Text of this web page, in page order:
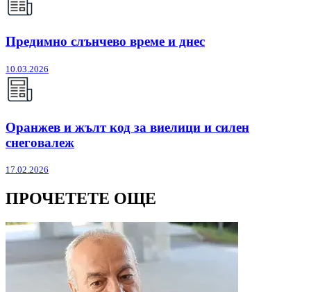
Предимно слънчево време и днес
10.03.2026
Оранжев и жълт код за виелици и силен
снеговалеж
17.02.2026
ПРОЧЕТЕТЕ ОЩЕ